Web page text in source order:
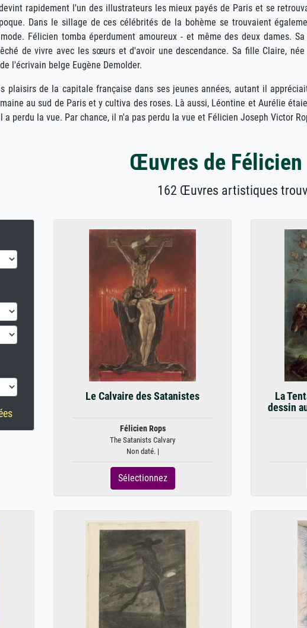
rapidement l'un des illustrateurs les mieux payés de Paris et se
Dans le sillage de ces célébrités de la bohème se trouvaient
Félicien tomba éperdument amoureux - et même des deux dames.
de vivre avec les sœurs et d'avoir une descendance. Sa fille Claire,
l'écrivain belge Eugène Demolder.
plaisirs de la capitale française dans ses jeunes années, autant il
au sud de Paris et y cultiva des roses. Là aussi, Léontine et Aurélie
perdu la vue. Par chance, il n'a pas perdu la vue et Félicien Joseph Victor
Œuvres de Félicien
162 Œuvres artistiques
Le Calvaire des Satanistes
Félicien Rops
The Satanists Calvary
Non daté. |
Sélectionnez
La
dessin